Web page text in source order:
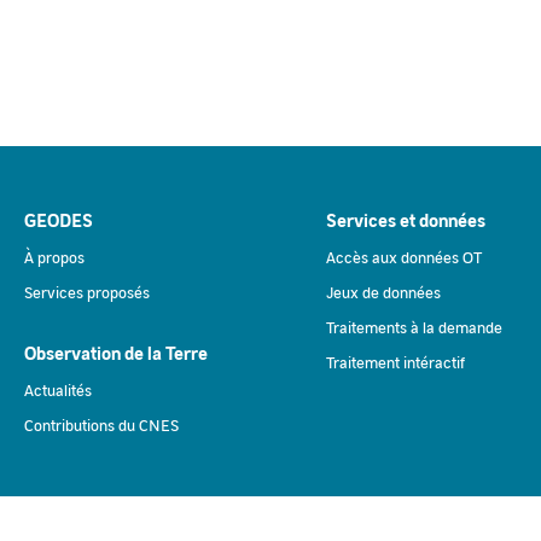
GEODES
À propos
Services proposés
Observation de la Terre
Actualités
Contributions du CNES
Services et données
Accès aux données OT
Jeux de données
Traitements à la demande
Traitement intéractif